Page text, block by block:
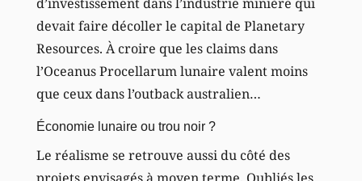
devait faire décoller le capital de Planetary
Resources. À croire que les claims dans
l’Oceanus Procellarum lunaire valent moins
que ceux dans l’outback australien…
Économie lunaire ou trou noir ?
Le réalisme se retrouve aussi du côté des